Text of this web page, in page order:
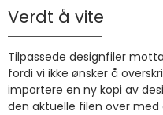
Verdt å vite
Tilpassede designfiler
fordi vi ikke ønsker å
importere en ny kopi av
den aktuelle filen over med